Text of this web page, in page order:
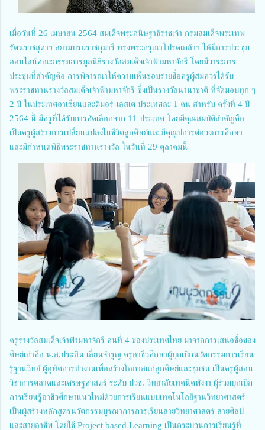
เมื่อวันที่ 26 เมษายน 2564 สมเด็จพระกนิษฐาธิราชเจ้า กรมสมเด็จพระเทพ
รัตนราชสุดาฯ สยามบรมราชกุมารี ทรงพระกรุณาโปรดเกล้าฯ ให้มีการประชุม
ออนไลน์คณะกรรมการมูลนิธิรางวัลสมเด็จเจ้าฟ้ามหาจักรี โดยมีวาระการ
ประชุมที่สำคัญคือ การพิจารณาให้ความเห็นชอบรายชื่อครูผู้สมควรได้รับ
พระราชทานรางวัลสมเด็จเจ้าฟ้ามหาจักรี ซึ่งเป็นรางวัลนานาชาติ ที่จัดมอบทุก ๆ
2 ปี ในประเทศอาเซียนและติมอร์-เลสเต ประเทศละ 1 คน สำหรับ ครั้งที่ 4 ปี
2564 นี้ มีครูที่ได้รับการคัดเลือกจาก 11 ประเทศ โดยมีคุณสมบัติสำคัญคือ
เป็นครูผู้สร้างการเปลี่ยนแปลงในชีวิตลูกศิษย์และมีคุณูปการต่อวงการศึกษา
และมีกำหนดพิธีพระราชทานรางวัล ในวันที่ 29 ตุลาคมนี้
ครูรางวัลสมเด็จเจ้าฟ้ามหาจักรี คนที่ 4 ของประเทศไทย มาจากการเสนอชื่อของ
ศิษย์เก่าคือ น.ส.ประทิน เลี่ยนจำรูญ ครูอาชีวศึกษาผู้บุกเบิกนวัตกรรมการเรียน
รู้ฐานวิทย์ ผู้อุทิศการทำงานเพื่อสร้างโอกาสแก่ลูกศิษย์และชุมชน เป็นครูผู้สอน
วิชาการตลาดและเศรษฐศาสตร์ ระดับ ปวช. วิทยาลัยเทคนิคพังงา ผู้ร่วมบุกเบิก
การเรียนรู้อาชีวศึกษาแนวใหม่ด้วยการเรียนแบบเทคโนโลยีฐานวิทยาศาสตร์
เป็นผู้สร้างหลักสูตรนวัตกรรมบูรณาการการเรียนสายวิทยาศาสตร์ สายศิลป์
และสายอาชีพ โดยใช้ Project based Learning เป็นกระบวนการเรียนรู้ที่